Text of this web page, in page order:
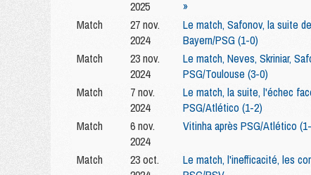
2025
»
Match
27 nov.
2024
Le match, Safonov, la suite
Bayern/PSG (1-0)
Match
23 nov.
2024
Le match, Neves, Skriniar,
PSG/Toulouse (3-0)
Match
7 nov.
2024
Le match, la suite, l'échec
PSG/Atlético (1-2)
Match
6 nov.
2024
Vitinha après PSG/Atlético
Match
23 oct.
Le match, l'inefficacité, les